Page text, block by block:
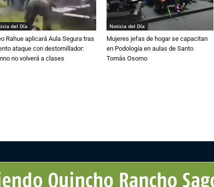
del Día
Rahue aplicará Aula Segura tras
ataque con destornillador:
no volverá a clases
Noticia del Día
Mujeres jefas de hogar se capacitan
en Podología en aulas de Santo
Tomás Osorno